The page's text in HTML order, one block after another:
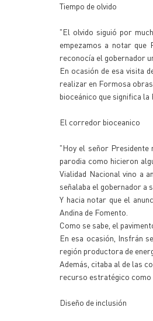
Tiempo de olvido
"El olvido siguió por
empezamos a notar que
reconocía el gobernador
En ocasión de esa visita
realizar en Formosa
bioceánico que significa
El corredor bioceanico
"Hoy el señor Presidente
parodia como hicieron
Vialidad Nacional vino a
señalaba el gobernador a
Y hacia notar que el
Andina de Fomento.
Como se sabe, el
En esa ocasión, Insfrán
región productora de
Además, citaba al de las
recurso estratégico como
Diseño de inclusión